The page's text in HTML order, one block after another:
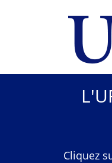
Cliquez